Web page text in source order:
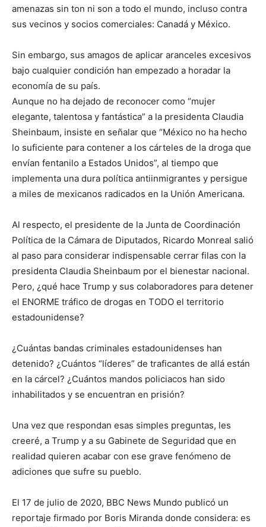
amenazas sin ton ni son a todo el mundo, incluso contra
sus vecinos y socios comerciales: Canadá y México.
Sin embargo, sus amagos de aplicar aranceles excesivos
bajo cualquier condición han empezado a horadar la
economía de su país.
Aunque no ha dejado de reconocer como “mujer
elegante, talentosa y fantástica” a la presidenta Claudia
Sheinbaum, insiste en señalar que “México no ha hecho
lo suficiente para contener a los cárteles de la droga que
envían fentanilo a Estados Unidos”, al tiempo que
implementa una dura política antiinmigrantes y persigue
a miles de mexicanos radicados en la Unión Americana.
Al respecto, el presidente de la Junta de Coordinación
Política de la Cámara de Diputados, Ricardo Monreal salió
al paso para considerar indispensable cerrar filas con la
presidenta Claudia Sheinbaum por el bienestar nacional.
Pero, ¿qué hace Trump y sus colaboradores para detener
el ENORME tráfico de drogas en TODO el territorio
estadounidense?
¿Cuántas bandas criminales estadounidenses han
detenido? ¿Cuántos “líderes” de traficantes de allá están
en la cárcel? ¿Cuántos mandos policiacos han sido
inhabilitados y se encuentran en prisión?
Una vez que respondan esas simples preguntas, les
creeré, a Trump y a su Gabinete de Seguridad que en
realidad quieren acabar con ese grave fenómeno de
adiciones que sufre su pueblo.
El 17 de julio de 2020, BBC News Mundo publicó un
reportaje firmado por Boris Miranda donde considera: es